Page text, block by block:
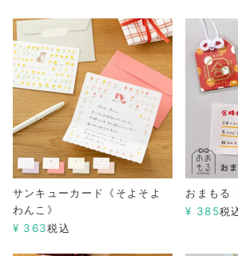
サンキューカード《そよそよ
わんこ》
¥ 363税込
おまもる
¥ 385税